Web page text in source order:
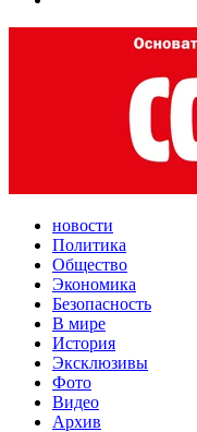
новости
Политика
Общество
Экономика
Безопасность
В мире
История
Эксклюзивы
Фото
Видео
Архив